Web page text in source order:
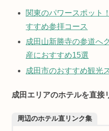
関東のパワースポット
すすめ参拝コース
成田山新勝寺の参道へ
産におすすめ15選
成田市のおすすめ観光
成田エリアのホテルを直接
周辺のホテル直リンク集